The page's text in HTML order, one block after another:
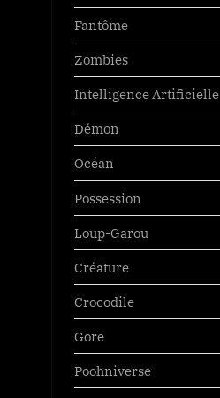
Fantôme
Zombies
Intelligence Artificielle
Démon
Océan
Possession
Loup-Garou
Créature
Crocodile
Gore
Poohniverse